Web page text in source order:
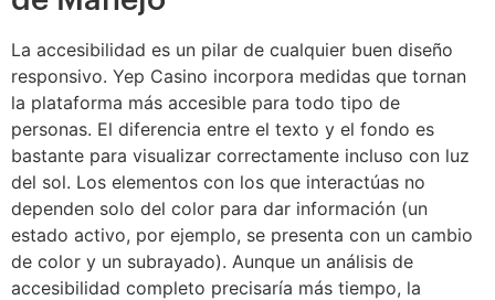
La accesibilidad es un pilar de cualquier buen diseño
responsivo. Yep Casino incorpora medidas que tornan
la plataforma más accesible para todo tipo de
personas. El diferencia entre el texto y el fondo es
bastante para visualizar correctamente incluso con luz
del sol. Los elementos con los que interactúas no
dependen solo del color para dar información (un
estado activo, por ejemplo, se presenta con un cambio
de color y un subrayado). Aunque un análisis de
accesibilidad completo precisaría más tiempo, la